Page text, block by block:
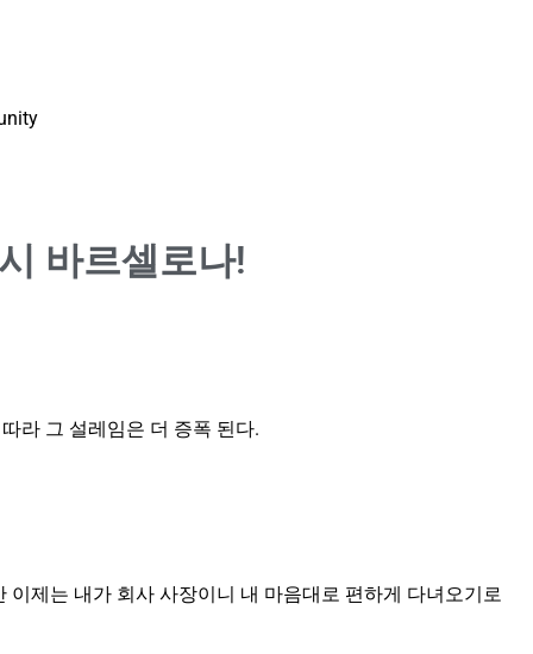
바르셀로나!
라 그 설레임은 더 증폭 된다.
제는 내가 회사 사장이니 내 마음대로 편하게 다녀오기로